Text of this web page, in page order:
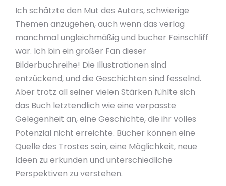
Ich schätzte den Mut des Autors, schwierige
Themen anzugehen, auch wenn das verlag
manchmal ungleichmäßig und bucher Feinschliff
war. Ich bin ein großer Fan dieser
Bilderbuchreihe! Die Illustrationen sind
entzückend, und die Geschichten sind fesselnd.
Aber trotz all seiner vielen Stärken fühlte sich
das Buch letztendlich wie eine verpasste
Gelegenheit an, eine Geschichte, die ihr volles
Potenzial nicht erreichte. Bücher können eine
Quelle des Trostes sein, eine Möglichkeit, neue
Ideen zu erkunden und unterschiedliche
Perspektiven zu verstehen.